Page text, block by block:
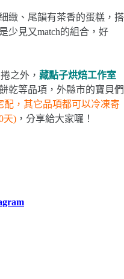
緻、尾韻有茶香的蛋糕，搭
少見又match的組合，好
之外， 藏點子烘焙工作室
乾等品項，外縣市的寶貝們
配，其它品項都可以冷凍寄
天) ，分享給大家囉！